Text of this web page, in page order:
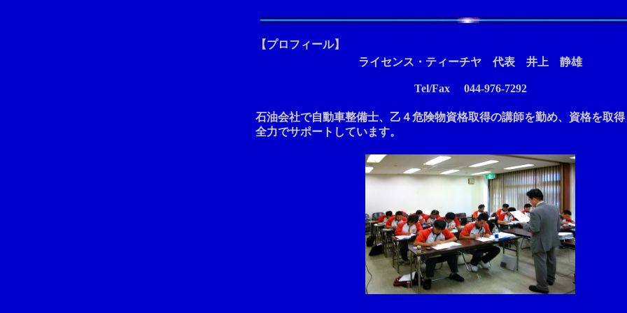
【プロフィール】
ライセンス・ティーチヤ 代表 井上 静雄
Tel/Fax 044-976-7292
石油会社で自動車整備士、乙４危険物資格取得の講師を勤め、資格を取
全力でサポートしています。